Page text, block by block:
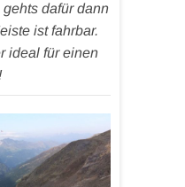
dafür dann
ist fahrbar.
ideal für einen